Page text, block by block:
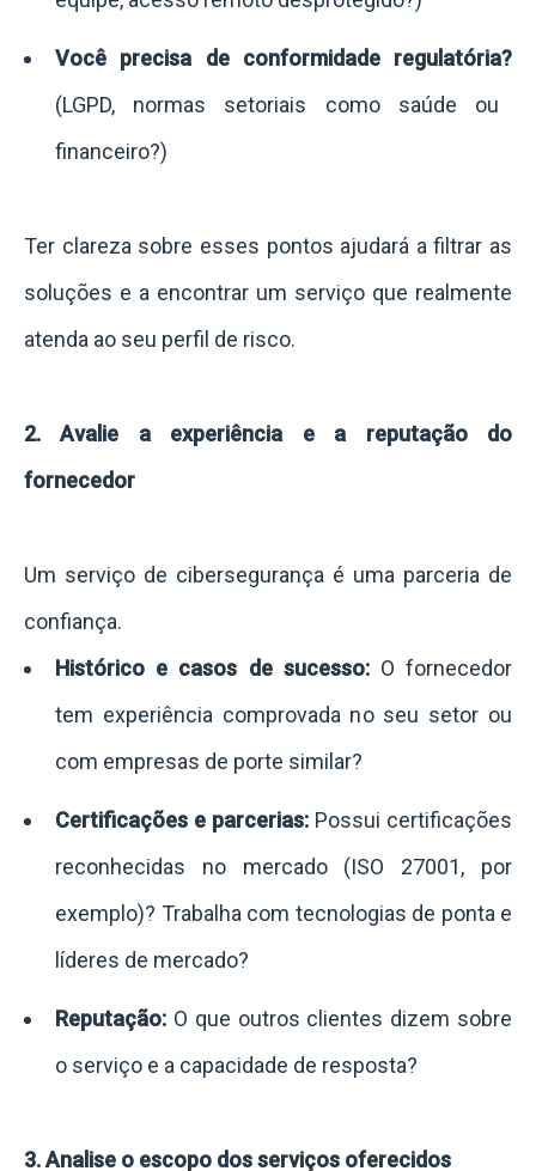
Você precisa de conformidade regulatória?
(LGPD, normas setoriais como saúde ou
financeiro?)
Ter clareza sobre esses pontos ajudará a filtrar as
soluções e a encontrar um serviço que realmente
atenda ao seu perfil de risco.
2. Avalie a experiência e a reputação do
fornecedor
Um serviço de cibersegurança é uma parceria de
confiança.
Histórico e casos de sucesso:O fornecedor
tem experiência comprovada no seu setor ou
com empresas de porte similar?
Certificações e parcerias: Possui certificações
reconhecidas no mercado (ISO 27001, por
exemplo)? Trabalha com tecnologias de ponta e
líderes de mercado?
Reputação: O que outros clientes dizem sobre
o serviço e a capacidade de resposta?
3. Analise o escopo dos serviços oferecidos